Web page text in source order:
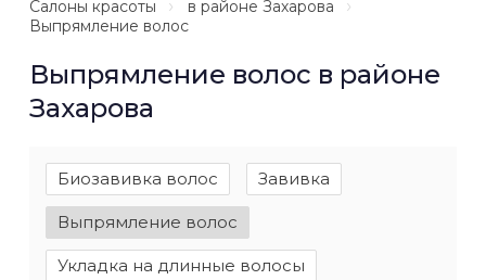
Салоны красоты
в районе Захарова
Выпрямление волос
Выпрямление волос в районе
Захарова
Биозавивка волос Завивка
Выпрямление волос
Укладка на длинные волосы